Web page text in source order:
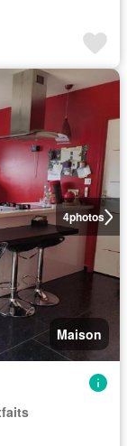
4photos
Maison